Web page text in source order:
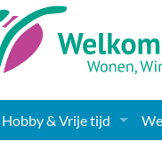
Hobby & Vrije tijd